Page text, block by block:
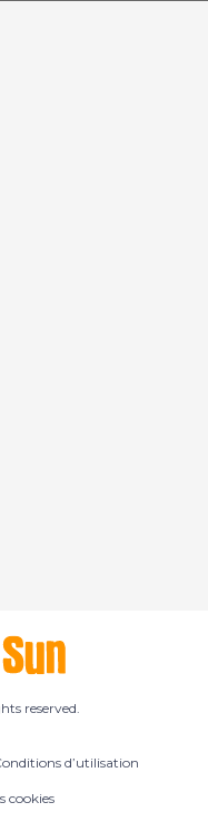
reserved.
d’utilisation
cookies